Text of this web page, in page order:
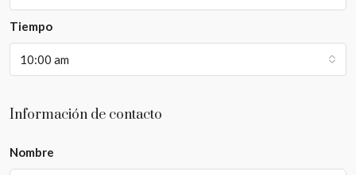
Tiempo
10:00 am
Información de contacto
Nombre